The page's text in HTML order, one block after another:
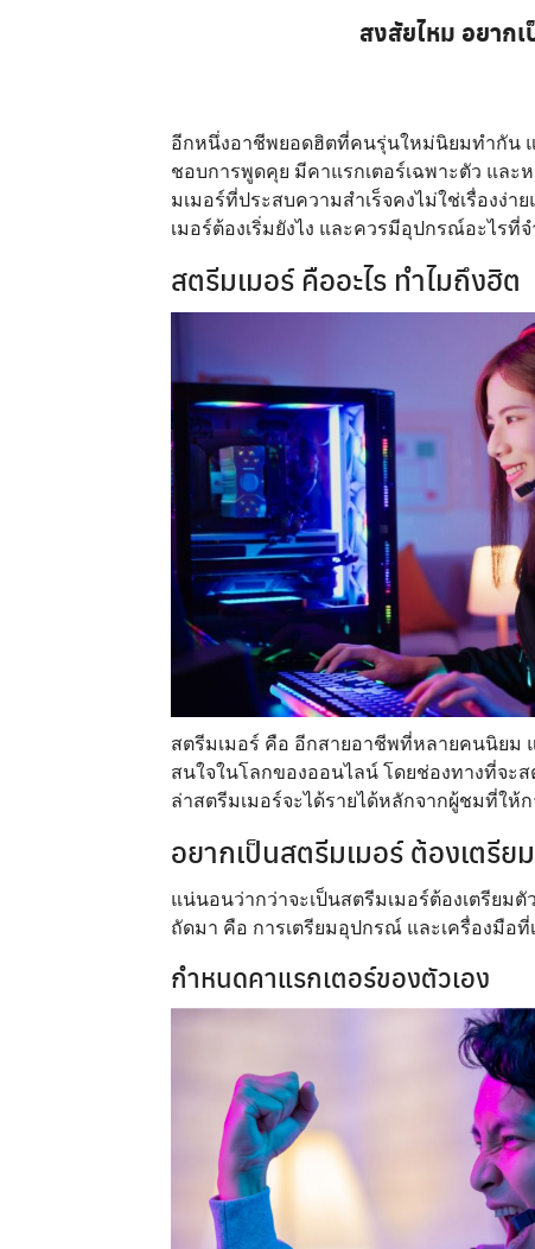
สงสัยไหม อยาก
อีกหนึ่งอาชีพยอดฮิตที่คนรุ่นใหม่นิยมทำกัน
ชอบการพูดคุย มีคาแรกเตอร์เฉพาะตัว และ
มเมอร์ที่ประสบความสำเร็จคงไม่ใช่เรื่องง่
เมอร์ต้องเริ่มยังไง และควรมีอุปกรณ์อะไรที่จ
สตรีมเมอร์ คืออะไร ทำไมถึงฮิต
สตรีมเมอร์ คือ อีกสายอาชีพที่หลายคนนิยม
สนใจในโลกของออนไลน์ โดยช่องทางที่จะ
ล่าสตรีมเมอร์จะได้รายได้หลักจากผู้ชมที่ใ
อยากเป็นสตรีมเมอร์ ต้องเตรีย
แน่นอนว่ากว่าจะเป็นสตรีมเมอร์ต้องเตรียม
ถัดมา คือ การเตรียมอุปกรณ์ และเครื่องมือ
กำหนดคาแรกเตอร์ของตัวเอง